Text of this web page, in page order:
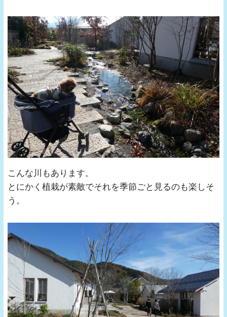
こんな川もあります。
とにかく植栽が素敵でそれを季節ごと見るのも楽しそ
う。